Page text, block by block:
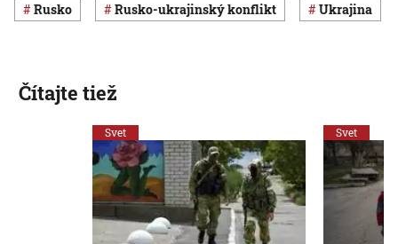
Rusko rusko-ukrajinský konflikt Ukrajina
Čítajte tiež
Svet Svet